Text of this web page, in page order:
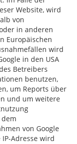
Website, wird
von
in anderen
Europäischen
wird
in den USA
Betreibers
benutzen,
um Reports über
und um weitere
von Google
Adresse wird